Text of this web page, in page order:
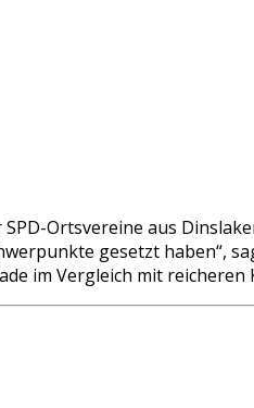
Ortsvereine aus
gesetzt haben“,
im Vergleich mit reicheren